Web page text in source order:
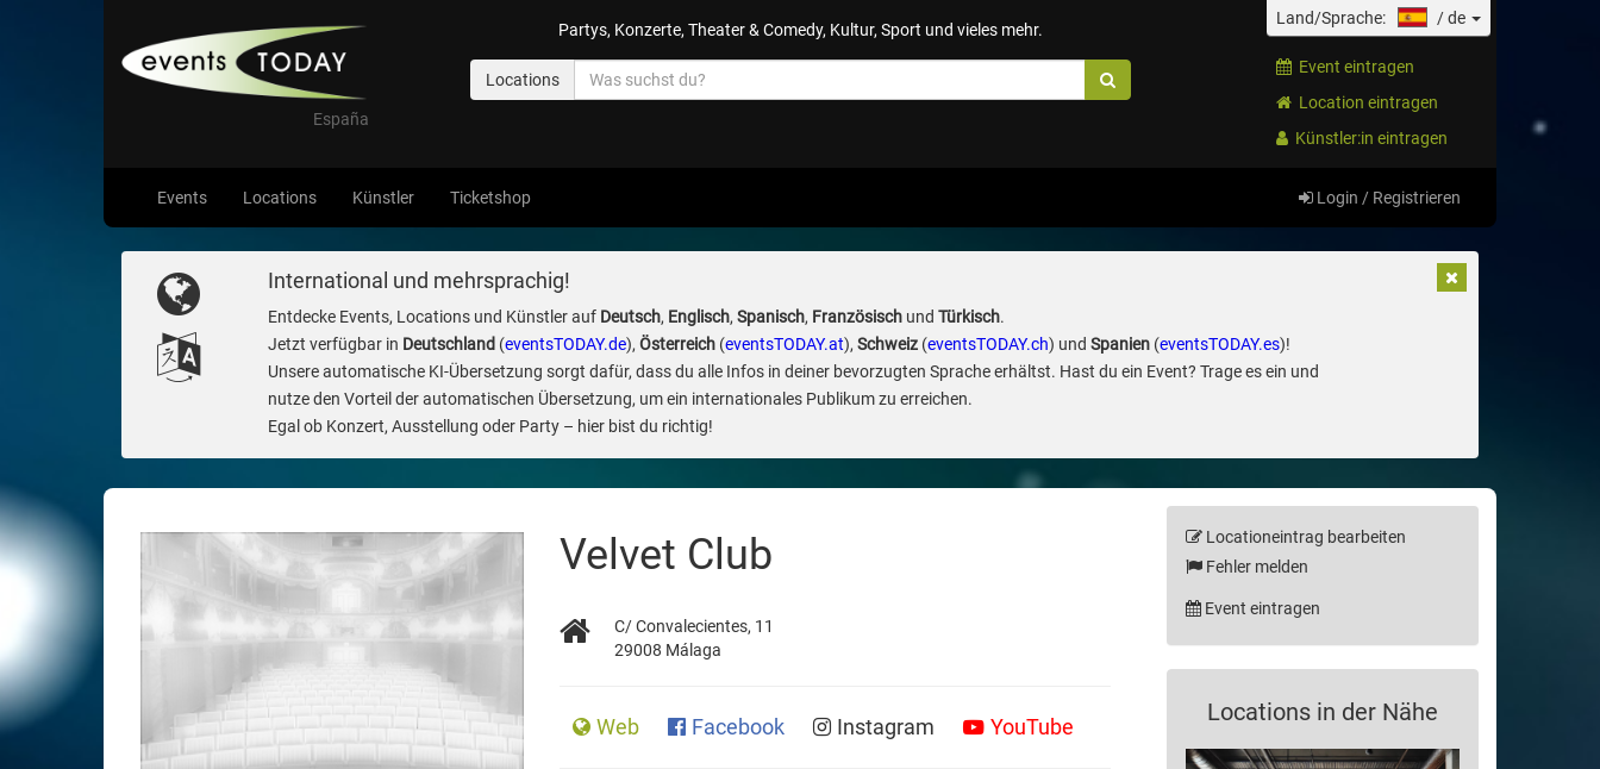
España
Partys, Konzerte, Theater & Comedy, Kultur, Sport und vieles mehr.
Locations
Land/Sprache: /de
Event eintragen
Location eintragen
Künstler:in eintragen
Events Locations Künstler Ticketshop Login / Registrieren
International und mehrsprachig!
Entdecke Events, Locations und Künstler auf Deutsch, Englisch, Spanisch, Französischund Türkisch.
Jetzt verfügbar in Deutschland (eventsTODAY.de), Österreich(eventsTODAY.at), Schweiz(eventsTODAY.ch) und Spanien(eventsTODAY.es)!
Unsere automatische KI-Übersetzung sorgt dafür, dass du alle Infos in deiner bevorzugten Sprache erhältst. Hast du ein Event? Trage es ein und
nutze den Vorteil der automatischen Übersetzung, um ein internationales Publikum zu erreichen.
Egal ob Konzert, Ausstellung oder Party – hier bist du richtig!
Velvet Club
C/ Convalecientes, 11
29008 Málaga
Web Facebook Instagram YouTube
Locationeintrag bearbeiten
Fehler melden
Event eintragen
Locations in der Nähe